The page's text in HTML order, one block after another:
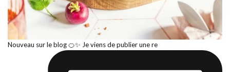
Nouveau sur le blog 🍊✨ Je viens de publier une re